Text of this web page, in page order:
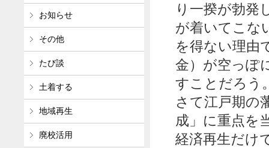
り一揆が勃発
が着いてこな
を得ない理由
金）が空っぽ
すことだろう
さて江戸期の
成」に重点を
経済再生だけ
お知らせ
その他
たび談
土着する
地域再生
廃校活用